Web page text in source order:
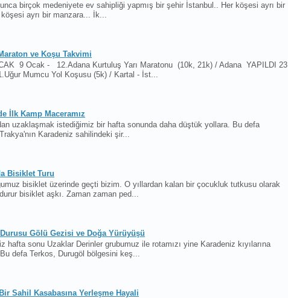
birçok medeniyete ev sahipliği yapmış bir şehir İstanbul.. Her köşesi ayrı bir
ayrı bir manzara... İk...
ve Koşu Takvimi
9 Ocak - 12.Adana Kurtuluş Yarı Maratonu (10k, 21k) / Adana YAPILDI 23
Mumcu Yol Koşusu (5k) / Kartal - İst...
İlk Kamp Maceramız
uzaklaşmak istediğimiz bir hafta sonunda daha düştük yollara. Bu defa
Trakya'nın Karadeniz sahilindeki şir...
Bisiklet Turu
bisiklet üzerinde geçti bizim. O yıllardan kalan bir çocukluk tutkusu olarak
bisiklet aşkı. Zaman zaman ped...
Gölü Gezisi ve Doğa Yürüyüşü
hafta sonu Uzaklar Derinler grubumuz ile rotamızı yine Karadeniz kıyılarına
defa Terkos, Durugöl bölgesini keş...
Sahil Kasabasına Yerleşme Hayali